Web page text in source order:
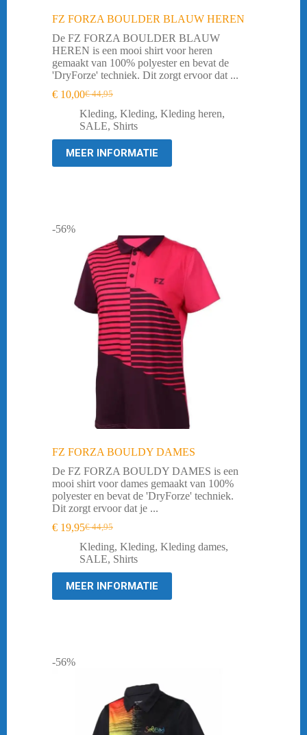
FZ FORZA BOULDER BLAUW HEREN
De FZ FORZA BOULDER BLAUW
HEREN is een mooi shirt voor heren
gemaakt van 100% polyester en bevat de
'DryForze' techniek. Dit zorgt ervoor dat ...
€44,95
Oorspronkelijke
prijs
was:
€ 10,00Huidige
prijs
is:
Kleding, Kleding, Kleding heren,
SALE, Shirts
MEER INFORMATIE
-56%
FZ FORZA BOULDY DAMES
De FZ FORZA BOULDY DAMES is een
mooi shirt voor dames gemaakt van 100%
polyester en bevat de 'DryForze' techniek.
Dit zorgt ervoor dat je ...
€44,95
Oorspronkelijke
prijs
was:
€ 19,95Huidige
prijs
is:
Kleding, Kleding, Kleding dames,
SALE, Shirts
MEER INFORMATIE
-56%